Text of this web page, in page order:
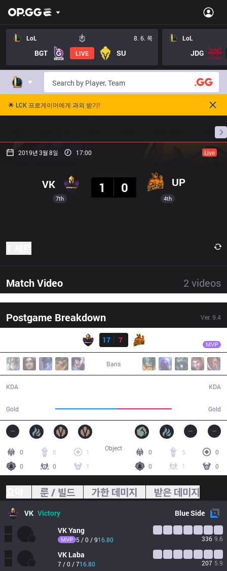
LoL 8. 6. 목
BGT LIVE SU
LoL
JDG
🌟 LCK 프로게이머에게 과외 받기!
프로빌
2019년 3월 8일 17:00 Live
7th
VK
1
0 UP
4th
Match Video 2 videos
Postgame Breakdown Ver. 9.4
17
7 MVP
Bans
KDA
Gold Gold
KDA
0 8
1
0
0 1
0 5
0
0
1 0
Object
룬 / 빌드 가한 데미지 받은 데미지
VK Victory BlueSide
VKYang
MVP 5 / 0 / 916.80 336 9.6
VK Laba
7 / 0 / 716.80 207 5.9